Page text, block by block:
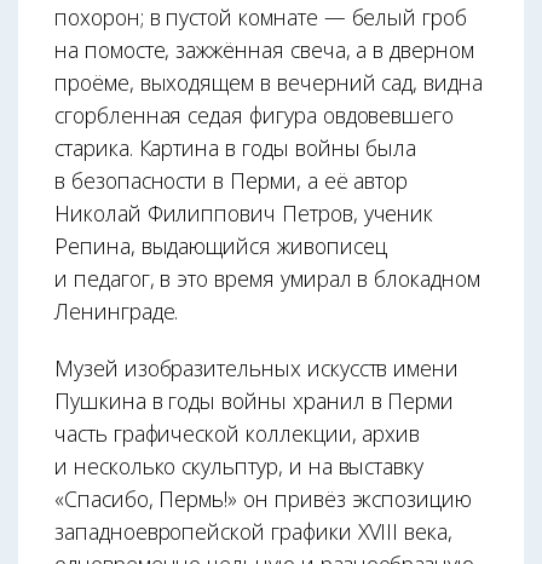
похорон; в пустой комнате — белый гроб
на помосте, зажжённая свеча, а в дверном
проёме, выходящем в вечерний сад, видна
сгорбленная седая фигура овдовевшего
старика. Картина в годы войны была
в безопасности в Перми, а её автор
Николай Филиппович Петров, ученик
Репина, выдающийся живописец
и педагог, в это время умирал в блокадном
Ленинграде.
Музей изобразительных искусств имени
Пушкина в годы войны хранил в Перми
часть графической коллекции, архив
и несколько скульптур, и на выставку
«Спасибо, Пермь!» он привёз экспозицию
западноевропейской графики XVIII века,